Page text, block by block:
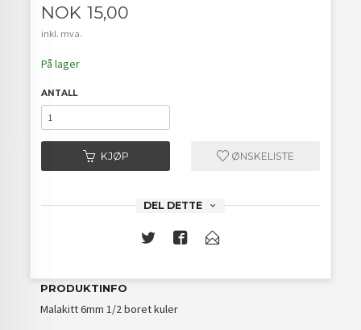
Pris
NOK 15,00
inkl. mva.
På lager
ANTALL
KJØP ØNSKELISTE
DEL DETTE
PRODUKTINFO
Malakitt 6mm 1/2 boret kuler